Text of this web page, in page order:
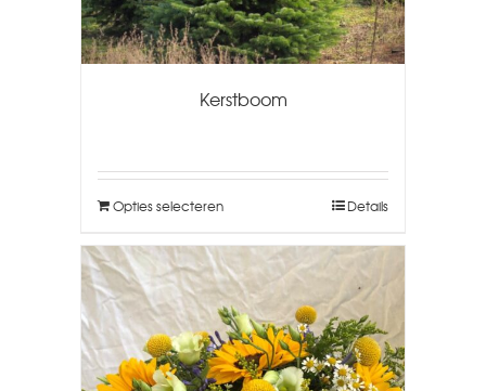
Kerstboom
Opties selecteren Details